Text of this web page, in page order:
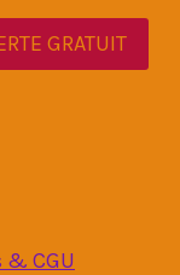
GRATUIT
CGU